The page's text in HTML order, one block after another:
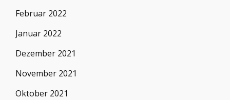
Februar 2022
Januar 2022
Dezember 2021
November 2021
Oktober 2021